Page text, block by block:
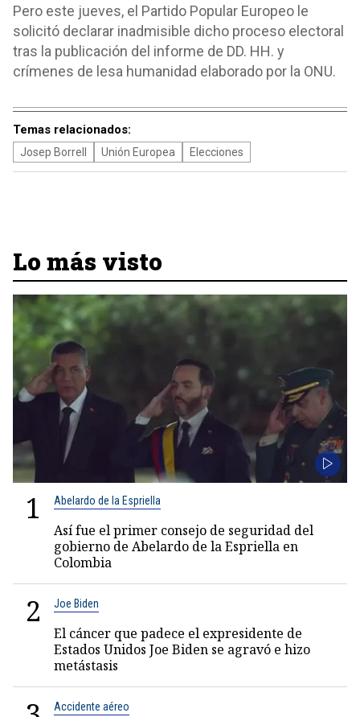
Pero este jueves, el Partido Popular Europeo le
solicitó declarar inadmisible dicho proceso electoral
tras la publicación del informe de DD. HH. y
crímenes de lesa humanidad elaborado por la ONU.
Temas relacionados:
Josep Borrell Unión Europea Elecciones
Lo más visto
1 Abelardo de la Espriella
Así fue el primer consejo de seguridad del
gobierno de Abelardo de la Espriella en
Colombia
2 Joe Biden
El cáncer que padece el expresidente de
Estados Unidos Joe Biden se agravó e hizo
metástasis
Accidente aéreo